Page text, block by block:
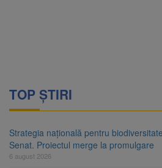
TOP ȘTIRI
Strategia națională pentru
Senat. Proiectul merge la promulgare
6 august 2026